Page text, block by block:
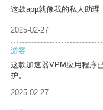
这款app就像我的私人助理
2025-02-27
游客
这款加速器VPM应用程序
护。
2025-02-27